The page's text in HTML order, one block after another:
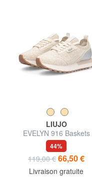
LIUJO
EVELYN 916 Baskets
chaussettes
44%
119,00 € 66,50 €
Livraison gratuite